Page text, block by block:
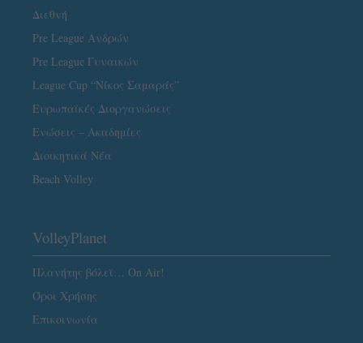
Διεθνή
Pre League Ανδρών
Pre League Γυναικών
League Cup “Νίκος Σαμαράς”
Ευρωπαϊκές Διοργανώσεις
Ενώσεις – Ακαδημίες
Διοικητικά Νέα
Beach Volley
VolleyPlanet
Πλανήτης βόλεϊ… On Air!
Όροι Χρήσης
Επικοινωνία